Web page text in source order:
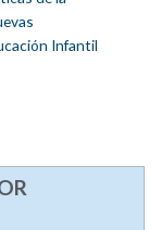
Infantil